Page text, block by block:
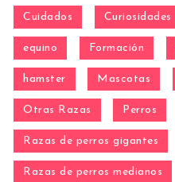
Cuidados Curiosidades
equino Formación
hamster Mascotas
Otras Razas Perros
Razas de perros gigantes
Razas de perros medianos